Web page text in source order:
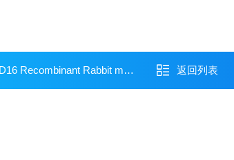
Rabbit mAb (SDT-387-36) 返回列表